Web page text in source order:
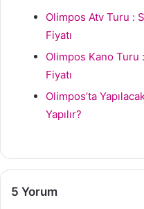
Olimpos Atv Turu :
Fiyatı
Olimpos Kano Turu
Fiyatı
Olimpos’ta
Yapılır?
5 Yorum